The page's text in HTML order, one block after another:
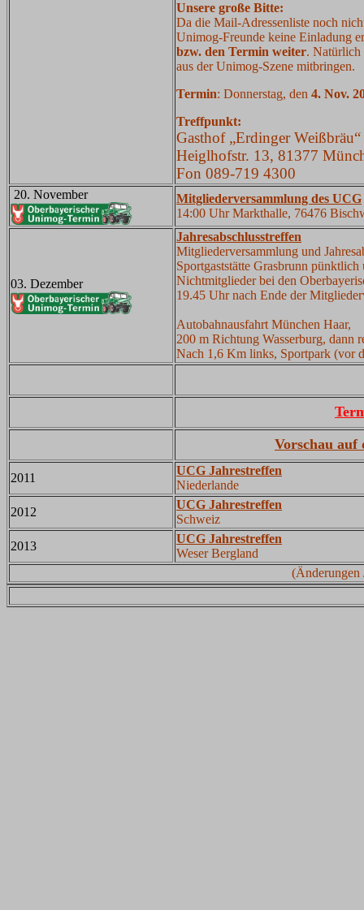
Unsere große Bitte:
Da die Mail-Adressenliste noch
Unimog-Freunde keine Einladung
bzw. den Termin weiter. Natürlich
aus der Unimog-Szene mitbringen.
Termin: Donnerstag, den 4. Nov.
Treffpunkt:
Gasthof „Erdinger Weißbräu“
Heiglhofstr. 13, 81377
Fon 089-719 4300
20. November
Mitgliederversammlung des UCG
14:00 Uhr Markthalle, 76476
03. Dezember
Jahresabschlusstreffen
Mitgliederversammlung und
Sportgaststätte Grasbrunn
Nichtmitglieder bei den
19.45 Uhr nach Ende der
Autobahnausfahrt München Haar,
200 m Richtung Wasserburg, dann
Nach 1,6 Km links, Sportpark (vor
Vorschau auf
2011
UCG Jahrestreffen
Niederlande
2012
UCG Jahrestreffen
Schweiz
2013
UCG Jahrestreffen
Weser Bergland
(Änderungen